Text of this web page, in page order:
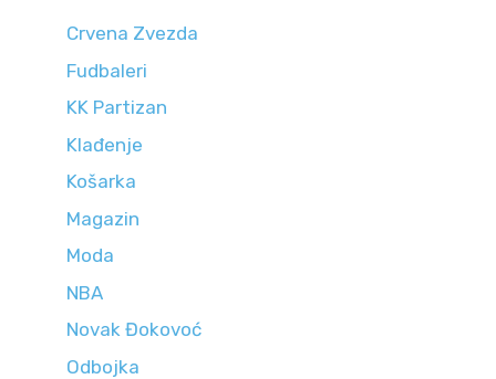
Crvena Zvezda
Fudbaleri
KK Partizan
Klađenje
Košarka
Magazin
Moda
NBA
Novak Đokovoć
Odbojka